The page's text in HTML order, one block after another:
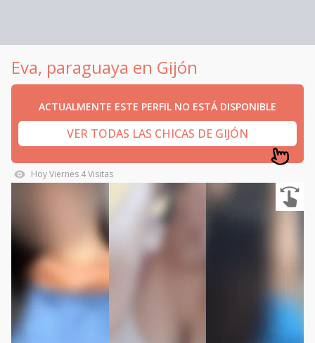
Eva, paraguaya en Gijón
ACTUALMENTE ESTE PERFIL NO ESTÁ DISPONIBLE
VER TODAS LAS CHICAS DE GIJÓN
HoyViernes 4Visitas